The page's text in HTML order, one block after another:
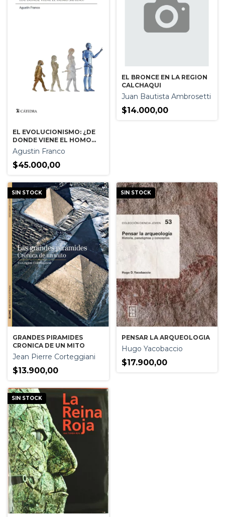
EL EVOLUCIONISMO: ¿DE
DONDE VIENE EL HOMO
SAPIENS?
Agustin Franco
$45.000,00
EL BRONCE EN LA REGION
CALCHAQUI
Juan Bautista Ambrosetti
$14.000,00
SIN STOCK
GRANDES PIRAMIDES
CRONICA DE UN MITO
Jean Pierre Corteggiani
$13.900,00
SIN STOCK
PENSAR LA ARQUEOLOGIA
Hugo Yacobaccio
$17.900,00
SIN STOCK